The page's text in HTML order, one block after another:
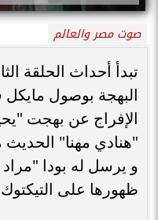
صوت مصر والعالم
تبدأ أحداث الحلقة
البهجة بوصول
الإفراج عن بهجت
"هنادي مهنا" الحديث
و يرسل له بودا
ظهورها على